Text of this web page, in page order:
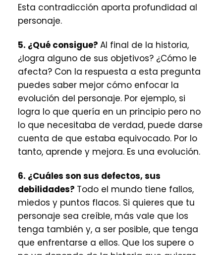
Esta contradicción aporta profundidad al
personaje.
5. ¿Qué consigue? Al final de la historia,
¿logra alguno de sus objetivos? ¿Cómo le
afecta? Con la respuesta a esta pregunta
puedes saber mejor cómo enfocar la
evolución del personaje. Por ejemplo, si
logra lo que quería en un principio pero no
lo que necesitaba de verdad, puede darse
cuenta de que estaba equivocado. Por lo
tanto, aprende y mejora. Es una evolución.
6. ¿Cuáles son sus defectos, sus
debilidades? Todo el mundo tiene fallos,
miedos y puntos flacos. Si quieres que tu
personaje sea creíble, más vale que los
tenga también y, a ser posible, que tenga
que enfrentarse a ellos. Que los supere o